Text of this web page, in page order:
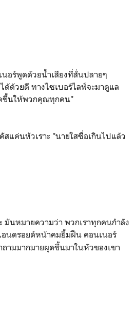
อร์พูดด้วยน้ำเสียงที่สั่นปลายๆ
ด้ด้วยดี ทางไซเบอร์ไลฟ์จะมาดูแล
ขึ้นให้พวกคุณทุกคน"
สแค่นหัวเราะ "นายใสซื่อเกินไปแล้ว
มันหมายความว่า พวกเราทุกคนกำลัง
อนดรอยด์หน้าคมยิ้มฝืน คอนเนอร์
ามมากมายผุดขึ้นมาในหัวของเขา